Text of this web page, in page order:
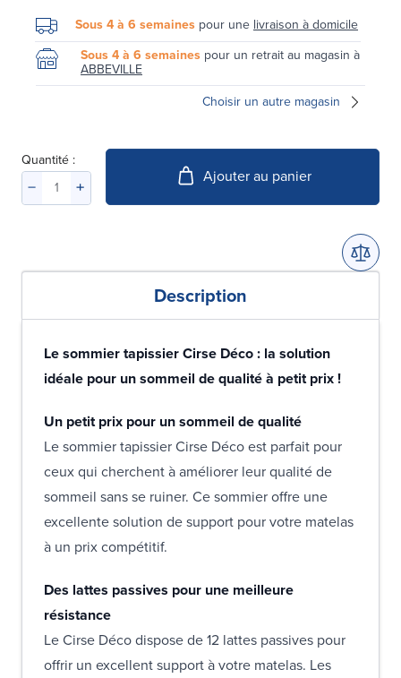
Sous 4 à 6 semaines pour une livraison à domicile
Sous 4 à 6 semaines pour un retrait au magasin à
ABBEVILLE
Choisir un autre magasin
Quantité :
Ajouter au panier
Description
Le sommier tapissier Cirse Déco : la solution
idéale pour un sommeil de qualité à petit prix !
Un petit prix pour un sommeil de qualité
Le sommier tapissier Cirse Déco est parfait pour
ceux qui cherchent à améliorer leur qualité de
sommeil sans se ruiner. Ce sommier offre une
excellente solution de support pour votre matelas
à un prix compétitif.
Des lattes passives pour une meilleure
résistance
Le Cirse Déco dispose de 12 lattes passives pour
offrir un excellent support à votre matelas. Les